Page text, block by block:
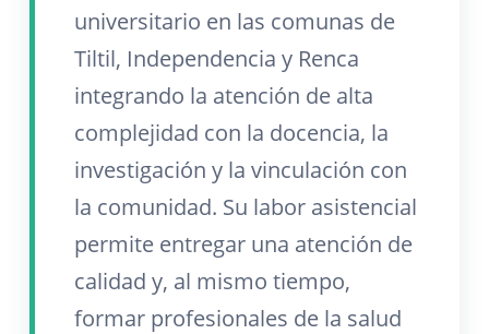
universitario en las comunas de
Tiltil, Independencia y Renca
integrando la atención de alta
complejidad con la docencia, la
investigación y la vinculación con
la comunidad. Su labor asistencial
permite entregar una atención de
calidad y, al mismo tiempo,
formar profesionales de la salud